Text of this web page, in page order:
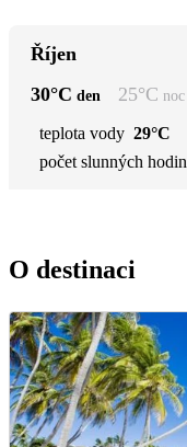
Říjen
30°C den 25°C noc
teplota vody 29°C
počet slunných hodin
O destinaci